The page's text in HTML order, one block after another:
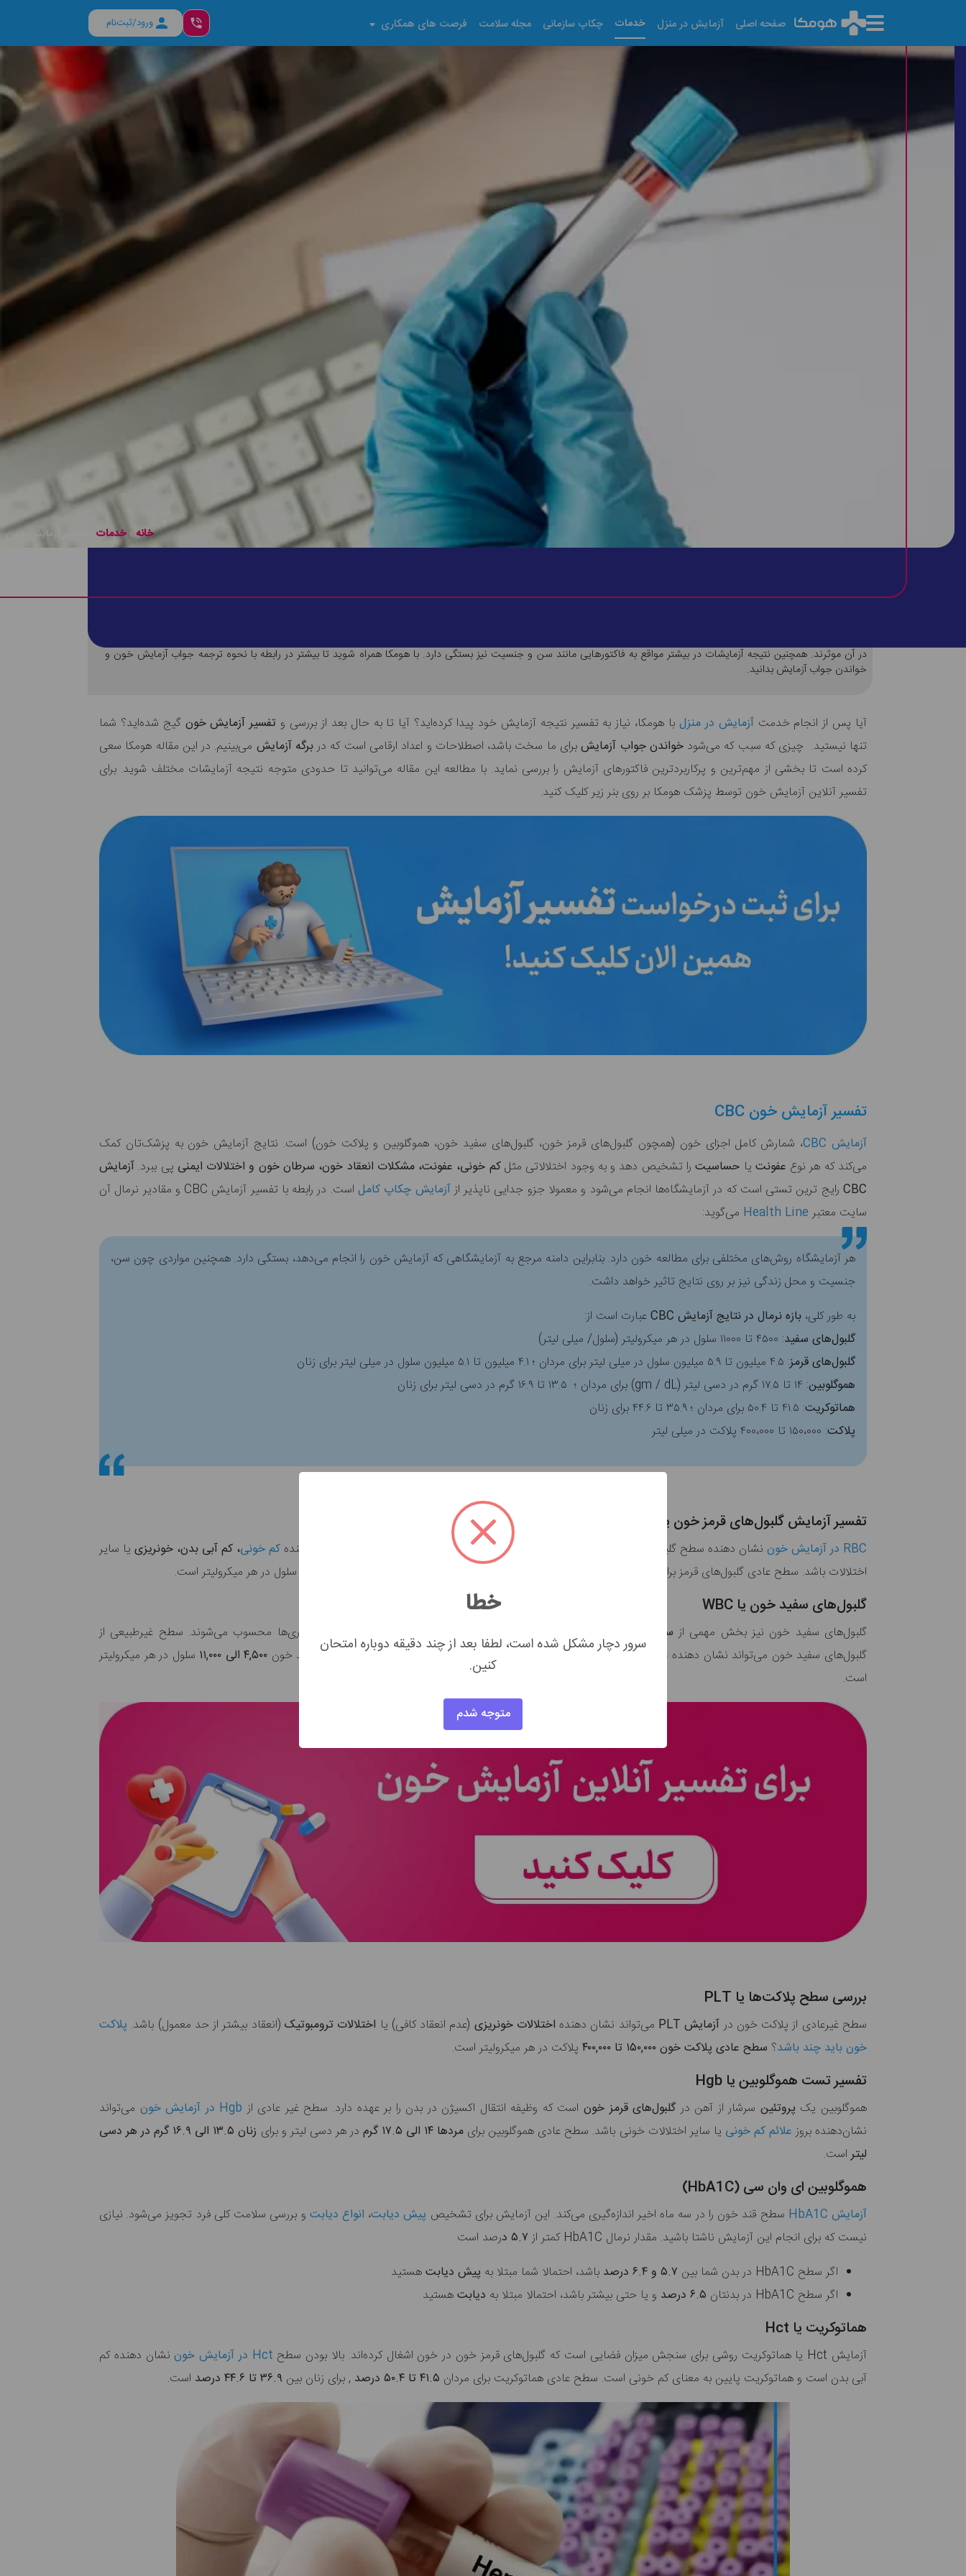
صفحه اصلی آزمایش در منزل خدمات چکاپ سازمانی مجله سلامت فرصت های همکاری ورود/ثبت‌نام
خانه خدمات تفسیر آزمایش خون
در آن موثرند. همچنین نتیجه آزمایشات در بیشتر مواقع به فاکتورهایی مانند سن و جنسیت نیز بستگی دارد. با هومکا همراه شوید تا بیشتر در رابطه با نحوه ترجمه جواب آزمایش خون و
خواندن جواب آزمایش بدانید.
آیا پس از انجام خدمتآزمایش در منزل با هومکا، نیاز به تفسیر نتیجه آزمایش خود پیدا کرده‌اید؟ آیا تا به حال بعد از بررسی و تفسیر آزمایش خون گیج شده‌اید؟ شما
تنها نیستید. چیزی که سبب که می‌شودخواندن جواب آزمایشبرای ما سخت باشد، اصطلاحات و اعداد ارقامی است که دربرگه آزمایش می‌بینیم. در این مقاله هومکا سعی
کرده است تا بخشی از مهم‌ترین و پرکاربردترین فاکتورهای آزمایش را بررسی نماید. با مطالعه این مقاله می‌توانید تا حدودی متوجه نتیجه آزمایشات مختلف شوید. برای
تفسیر آنلاین آزمایش خون توسط پزشک هومکا بر روی بنر زیر کلیک کنید.
تفسیر آزمایش خون CBC
آزمایش CBC
، شمارش کامل اجزای خون (همچون گلبول‌های قرمز خون، گلبول‌های سفید خون، هموگلوبین و پلاکت‌ خون) است. نتایج آزمایش خون به پزشک‌تان کمک
می‌کند که هر نوع عفونت یا حساسیت را تشخیص دهد و به وجود اختلالاتی مثلکم خونی، عفونت، مشکلات انعقاد خون، سرطان خون و اختلالات ایمنی پی ببرد. آزمایش
CBCرایج ترین تستی است که در آزمایشگاه‌ها انجام می‌شود و معمولا جزو جدایی ناپذیر ازآزمایش‌ چکاپ کامل
است. در رابطه با تفسیر آزمایش CBC و مقادیر نرمال آن
سایت معتبرHealth Line می‌گوید:
هر آزمایشگاه روش‌های مختلفی برای مطالعه خون دارد. بنابراین دامنه مرجع به آزمایشگاهی که آزمایش خون را انجام می‌دهد، بستگی دارد. همچنین مواردی چون سن،
جنسیت و محل زندگی نیز بر روی نتایج تاثیر خواهد داشت.
به طور کلی، بازه نرمال در نتایج آزمایش CBC
عبارت است از:
گلبول‌های سفید: ۴۵۰۰ تا ۱۱۰۰۰ سلول در هر میکرولیتر (سلول/ میلی لیتر)
گلبول‌های قرمز: ۴.۵ میلیون تا ۵.۹ میلیون سلول در میلی لیتر برای مردان ؛ ۴.۱ میلیون تا ۵.۱ میلیون سلول در میلی لیتر برای زنان
هموگلوبین: ۱۴ تا ۱۷.۵ گرم در دسی لیتر (gm / dL) برای مردان ؛ ۱۳.۵ تا ۱۶.۹ گرم در دسی لیتر برای زنان
هماتوکریت: ۴۱.۵ تا ۵۰.۴ برای مردان ؛ ۳۵.۹ تا ۴۴.۶ برای زنان
پلاکت: ۱۵۰،۰۰۰ تا ۴۰۰،۰۰۰ پلاکت در میلی لیتر
تفسیر آزمایش گلبول‌های قرمز خون یا RBC
RBC در آزمایش خون نشان دهنده سطح گلبول‌های قرمز خون است. سطح غیرطبیعی از گلبول‌های قرمز خون می‌تواند نشان دهندهکم خونی‌، کم آبی بدن، خونریزییا سایر
اختلالات باشد. سطح عادی گلبول‌های قرمز برای مردها
میلیون سلول در هر میکرولیتر است.
گلبول‌های سفید خون یا WBC
گلبول‌های سفید خون نیز بخش مهمی از سیستم ایمنی
هستند و مهم‌ترین خط دفاعی بدن برای مقابله با عفونت‌ها و بیماری‌ها محسوب می‌شوند. سطح غیرطبیعی از
گلبول‌های سفید خون می‌تواند نشان دهنده عفونت،سرطان خون یا اختلالات سیستم ایمنی باشد. سطح عادی گلبول‌های سفید خون ۴,۵۰۰ الی ۱۱,۰۰۰
سلول در هر میکرولیتر
است.
بررسی سطح پلاکت‌ها یا PLT
سطح غیرعادی از پلاکت خون درآزمایش PLT می‌تواند نشان دهنده اختلالات خونریزی (عدم انعقاد کافی) یا اختلالات ترومبوتیک (انعقاد بیشتر از حد معمول) باشد. پلاکت
خون باید چند باشد؟ سطح عادی پلاکت خون ۱۵۰,۰۰۰ تا ۴۰۰,۰۰۰ پلاکت در هر میکرولیتر است.
تفسیر تست هموگلوبین یا Hgb
هموگلوبین یک پروتئین سرشار از آهن در گلبول‌های قرمز خوناست که وظیفه انتقال اکسیژن در بدن را بر عهده دارد. سطح غیر عادی از Hgb در آزمایش خون
می‌تواند
نشان‌دهنده بروزعلائم کم خونی یا سایر اختلالات خونی باشد. سطح عادی هموگلوبین برای مردها ۱۴ الی ۱۷.۵ گرم در هر دسی لیتر و برای
زنان ۱۳.۵ الی ۱۶.۹ گرم در هر دسی
لیتراست.
هموگلوبین ای وان سی (HbA1C)
آزمایش HbA1C سطح قند خون را در سه ماه اخیر اندازه‌گیری می‌کند. این آزمایش برای تشخیص پیش دیابت، انواع دیابت و بررسی سلامت کلی فرد تجویز می‌شود. نیازی
نیست که برای انجام این آزمایش ناشتا باشید. مقدار نرمال HbA1C کمتر از ۵.۷ د
رصد است
اگر سطح HbA1C در بدن شما بین
۵.۷ و ۶.۴ درصد باشد، احتمالا شما مبتلا به پیش دیابتهستید
اگر سطح HbA1C در بدنتان
۶.۵ درصد و یا حتی بیشتر باشد، احتمالا مبتلا به دیابتهستید
هماتوکریت یا Hct
آزمایش Hct یا هماتوکریت روشی برای سنجش میزان فضایی است که گلبول‌های قرمز خون در خون اشغال کرده‌اند. بالا بودن سطح
نشان دهنده کم
آبی بدن است و هماتوکریت پایین به معنای کم خونی است. سطح عادی هماتوکریت برای مردان , برای زنان بین است.
خطا
سرور دچار مشکل شده است، لطفا بعد از چند دقیقه دوباره امتحان
کنین.
متوجه شدم